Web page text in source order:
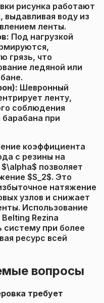
рисунка работают
воду из
ленты.
Под нагрузкой
грязь, что
ледяной или
Шевронный
ленту,
соблюдения
при
коэффициента
с резины на
позволяет
$S_2$. Это
натяжение
узлов и снижает
Использование
Rezina
систему при более
ресурс всей
вопросы
требует